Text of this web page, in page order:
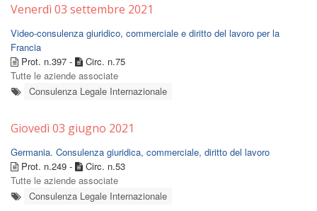
Venerdì 03 settembre 2021
Video-consulenza giuridico, commerciale e diritto del lavoro per la
Francia
Prot. n.397 -
Circ. n.75
Tutte le aziende associate
Consulenza Legale Internazionale
Giovedì 03 giugno 2021
Germania. Consulenza giuridica, commerciale, diritto del lavoro
Prot. n.249 -
Circ. n.53
Tutte le aziende associate
Consulenza Legale Internazionale